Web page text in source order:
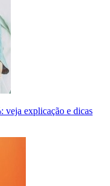
veja explicação e dicas